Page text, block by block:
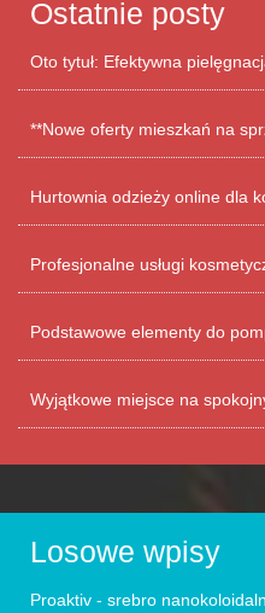
Ostatnie posty
Oto tytuł: Efektywna
**Nowe oferty mieszkań na
Hurtownia odzieży online dla
Profesjonalne usługi
Podstawowe elementy do
Wyjątkowe miejsce na
Losowe wpisy
Proaktiv - srebro